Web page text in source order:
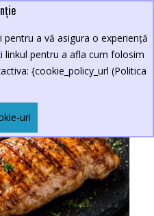
a vă asigura o experiență
linkul pentru a afla cum folosim
{cookie_policy_url (Politica
uri